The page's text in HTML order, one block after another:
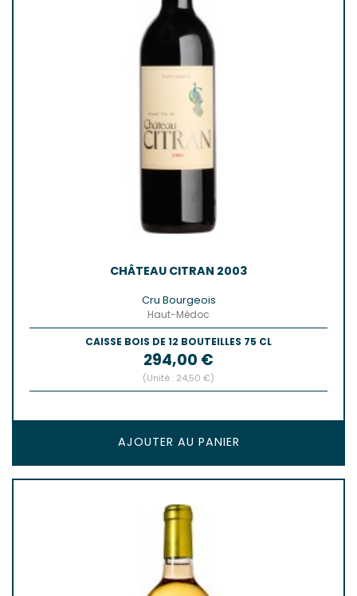
CHÂTEAU CITRAN 2003
Cru Bourgeois
Haut-Médoc
CAISSE BOIS DE 12 BOUTEILLES 75 CL
Prix
294,00 €
(Unité : 24,50 €)
AJOUTER AU PANIER